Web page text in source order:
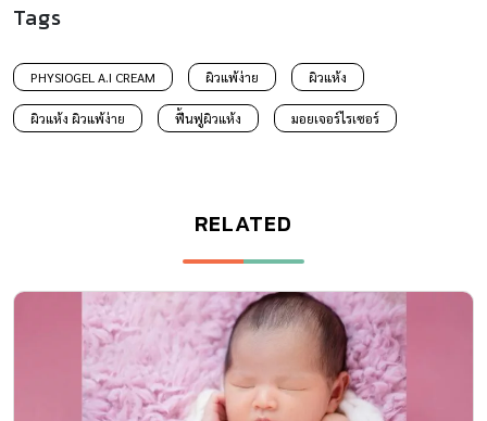
Tags
PHYSIOGEL A.I CREAM ผิวแพ้ง่าย ผิวแห้ง
ผิวแห้ง ผิวแพ้ง่าย ฟื้นฟูผิวแห้ง มอยเจอร์ไรเซอร์
RELATED